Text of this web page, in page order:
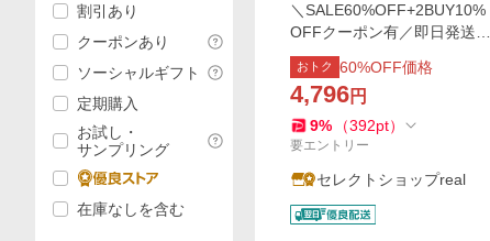
＼SALE60%OFF+2BUY10%
OFFクーポン有／即日発送/S
NIDEL スナイデル Sustainab
leロービングチェックミニス
カート SWFS254143
おトク 60%OFF価格
4,796円
9% （392pt）
要エントリー
セレクトショップreal
割引あり
クーポンあり
ソーシャルギフト
定期購入
お試し・
サンプリング
在庫なしを含む